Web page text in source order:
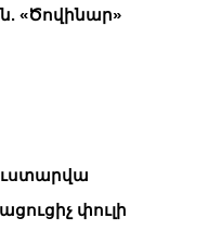
«Ծովինար»
փուլի